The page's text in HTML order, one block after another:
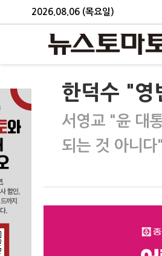
2026.08.06 (목요일)
한덕수 "영
서영교 "윤 대
되는 것 아니다"